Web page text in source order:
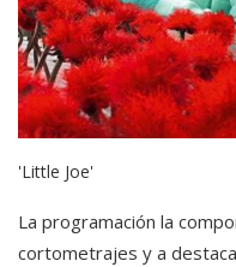
'Little Joe'
La programación la
cortometrajes y a